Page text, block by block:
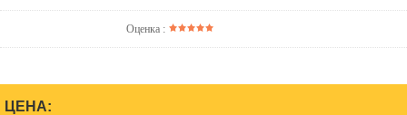
Оценка :
ЦЕНА: